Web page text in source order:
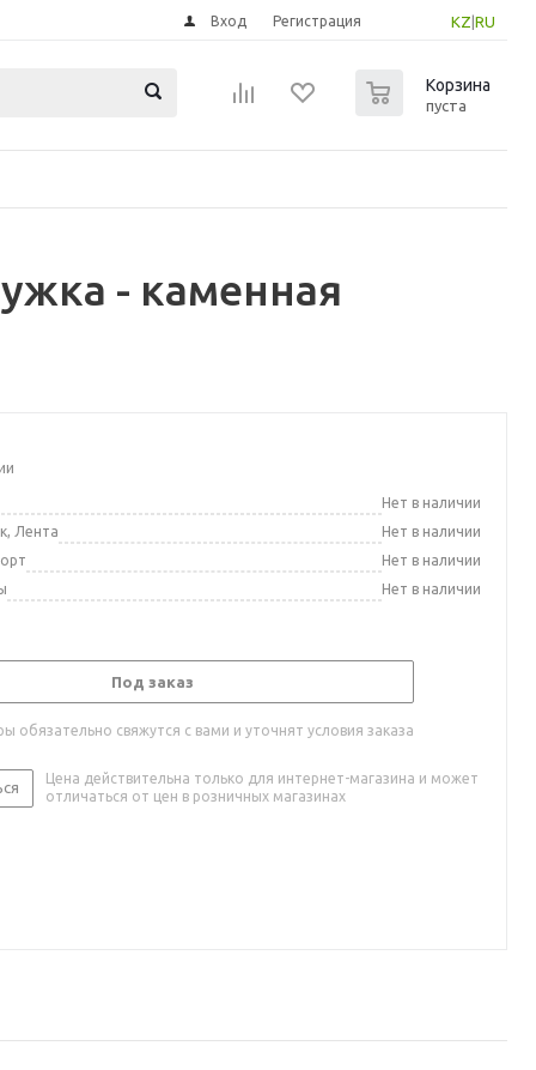
KZ RU
Вход Регистрация
Корзина
пуста
- каменная
Нет в наличии
Лента
Нет в наличии
Нет в наличии
Нет в наличии
Под заказ
обязательно свяжутся с вами и уточнят условия заказа
Цена действительна только для интернет-магазина и может
отличаться от цен в розничных магазинах